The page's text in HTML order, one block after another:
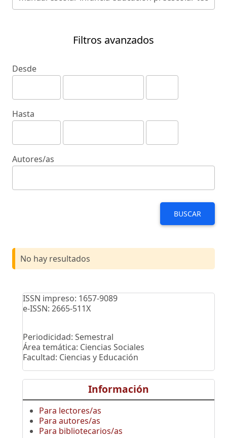
Filtros avanzados
Desde
Hasta
Autores/as
BUSCAR
No hay resultados
ISSN impreso: 1657-9089
e-ISSN: 2665-511X
Periodicidad: Semestral
Área temática: Ciencias Sociales
Facultad: Ciencias y Educación
Información
Para lectores/as
Para autores/as
Para bibliotecarios/as